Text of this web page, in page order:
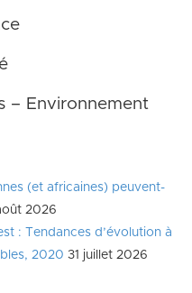
– Environnement
(et africaines) peuvent-
2026
: Tendances d’évolution à
2020 31 juillet 2026